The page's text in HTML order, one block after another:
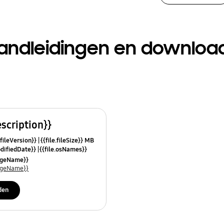
en
{{file.fileSize}} MB
{{file.osNames}}